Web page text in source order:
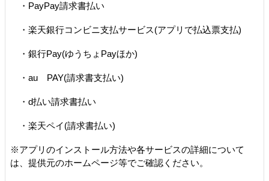
・PayPay請求書払い
・楽天銀行コンビニ支払サービス(アプリで払込票支払)
・銀行Pay(ゆうちょPayほか)
・au PAY(請求書支払い)
・d払い請求書払い
・楽天ペイ(請求書払い)
※アプリのインストール方法や各サービスの詳細について
は、提供元のホームページ等でご確認ください。